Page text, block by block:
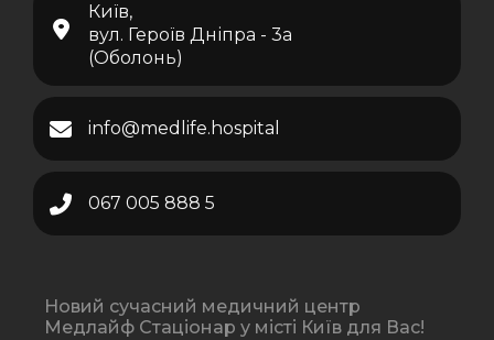
Київ,
вул. Героїв Дніпра - 3а
(Оболонь)
info@medlife.hospital
067 005 888 5
Новий сучасний медичний центр
Медлайф Стаціонар у місті Київ для Вас!